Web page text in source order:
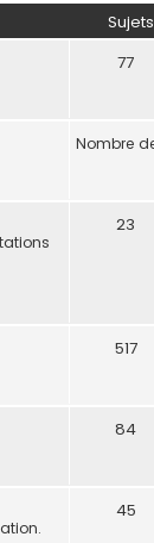
Sujets
77
Nombre
23
517
84
45